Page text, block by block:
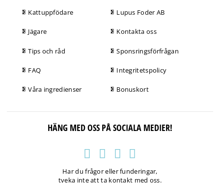
Kattuppfödare
Jägare
Tips och råd
FAQ
Våra ingredienser
Lupus Foder AB
Kontakta oss
Sponsringsförfrågan
Integritetspolicy
Bonuskort
HÄNG MED OSS PÅ SOCIALA MEDIER!
Har du frågor eller funderingar,
tveka inte att ta kontakt med oss.